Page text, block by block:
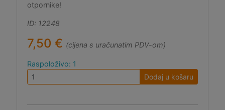
otpornike!
ID: 12248
7,50 € (cijena s uračunatim PDV-om)
Raspoloživo: 1
Dodaj u košaru